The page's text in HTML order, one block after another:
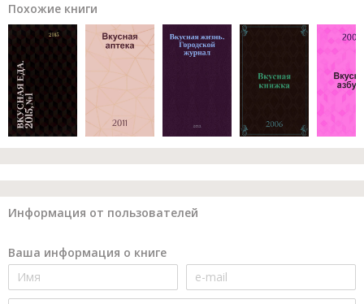
Похожие книги
Информация от пользователей
Ваша информация о книге